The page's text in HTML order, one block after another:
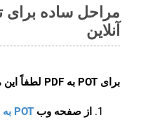
آنلاین
برای POT به PDF لطفاً این
از صفحه وب POT به PDF